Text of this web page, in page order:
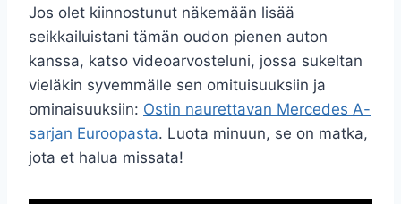
Jos olet kiinnostunut näkemään lisää
seikkailuistani tämän oudon pienen auton
kanssa, katso videoarvosteluni, jossa sukeltan
vieläkin syvemmälle sen omituisuuksiin ja
ominaisuuksiin: Ostin naurettavan Mercedes A-
sarjan Euroopasta. Luota minuun, se on matka,
jota et halua missata!